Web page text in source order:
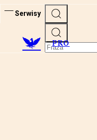
Serwisy
PRO